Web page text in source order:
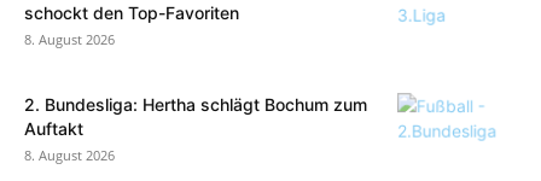
schockt den Top-Favoriten
8. August 2026
2. Bundesliga: Hertha schlägt Bochum zum
Auftakt
8. August 2026